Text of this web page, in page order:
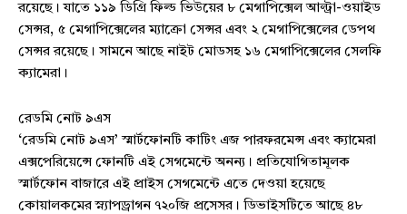
রয়েছে। যাতে ১১৯ ডিগ্রি ফিল্ড ভিউয়ের ৮ মেগাপিক্সেল আল্ট্রা-ওয়াইড
সেন্সর, ৫ মেগাপিক্সেলের ম্যাক্রো সেন্সর এবং ২ মেগাপিক্সেলের ডেপথ
সেন্সর রয়েছে। সামনে আছে নাইট মোডসহ ১৬ মেগাপিক্সেলের সেলফি
ক্যামেরা।
রেডমি নোট ৯এস
‘রেডমি নোট ৯এস’ স্মার্টফোনটি কাটিং এজ পারফরমেন্স এবং ক্যামেরা
এক্সপেরিয়েন্সে ফোনটি এই সেগমেন্টে অনন্য। প্রতিযোগিতামূলক
স্মার্টফোন বাজারে এই প্রাইস সেগমেন্টে এতে দেওয়া হয়েছে
কোয়ালকমের স্ন্যাপড্রাগন ৭২০জি প্রসেসর। ডিভাইসটিতে আছে ৪৮